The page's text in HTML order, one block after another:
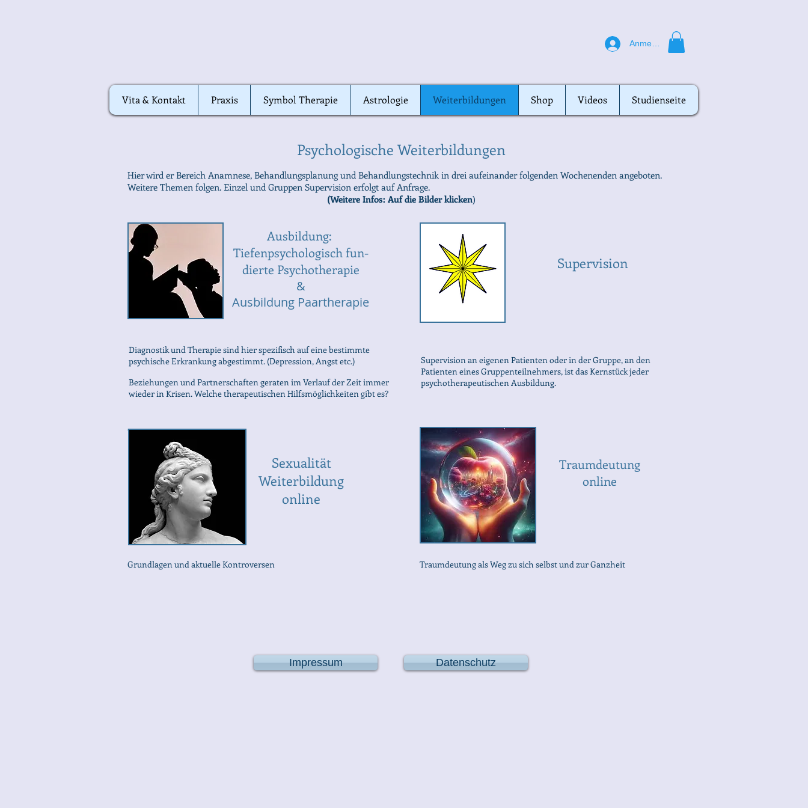
Anmelden
Vita & Kontakt Praxis Symbol Therapie Astrologie Weiterbildungen Shop Videos Studienseite
Vita & Kontakt Praxis Symbol Therapie Astrologie Weiterbildungen Shop Videos Studienseite
Psychologische Weiterbildungen
Hier wird er Bereich Anamnese, Behandlungsplanung und Behandlungstechnik in drei aufeinander folgenden Wochenenden angeboten.
Weitere Themen folgen. Einzel und Gruppen Supervision erfolgt auf Anfrage.
(Weitere Infos: Auf die Bilder klicken)
Ausbildung:
Tiefenpsychologisch fun-
dierte Psychotherapie
&
Ausbildung Paartherapie
Supervision
Diagnostik und Therapie sind hier spezifisch auf eine bestimmte
psychische Erkrankung abgestimmt. (Depression, Angst etc.)
Beziehungen und Partnerschaften geraten im Verlauf der Zeit immer
wieder in Krisen. Welche therapeutischen Hilfsmöglichkeiten gibt es?
Supervision an eigenen Patienten oder in der Gruppe, an den
Patienten eines Gruppenteilnehmers, ist das Kernstück jeder
psychotherapeutischen Ausbildung.
Sexualität
Weiterbildung
online
Grundlagen und aktuelle Kontroversen
Traumdeutung
online
Traumdeutung als Weg zu sich selbst und zur Ganzheit
Impressum Datenschutz